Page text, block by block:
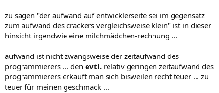
zu sagen "der aufwand auf entwicklerseite sei im gegensatz
zum aufwand des crackers vergleichsweise klein" ist in dieser
hinsicht irgendwie eine milchmädchen-rechnung ...
aufwand ist nicht zwangsweise der zeitaufwand des
programmierers ... den evtl. relativ geringen zeitaufwand des
programmierers erkauft man sich bisweilen recht teuer ... zu
teuer für meinen geschmack ...